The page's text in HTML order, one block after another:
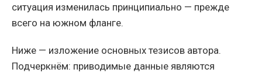
ситуация изменилась принципиально — прежде
всего на южном фланге.
Ниже — изложение основных тезисов автора.
Подчеркнём: приводимые данные являются